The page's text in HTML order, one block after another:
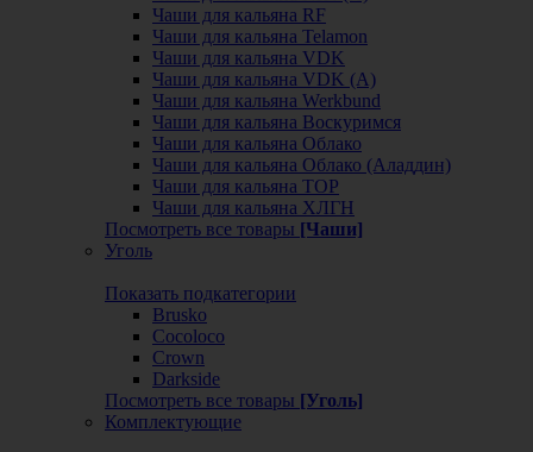
Чаши для кальяна RF
Чаши для кальяна Telamon
Чаши для кальяна VDK
Чаши для кальяна VDK (А)
Чаши для кальяна Werkbund
Чаши для кальяна Воскуримся
Чаши для кальяна Облако
Чаши для кальяна Облако (Аладдин)
Чаши для кальяна ТОР
Чаши для кальяна ХЛГН
Посмотреть все товары [Чаши]
Уголь
Показать подкатегории
Brusko
Cocoloco
Crown
Darkside
Посмотреть все товары [Уголь]
Комплектующие